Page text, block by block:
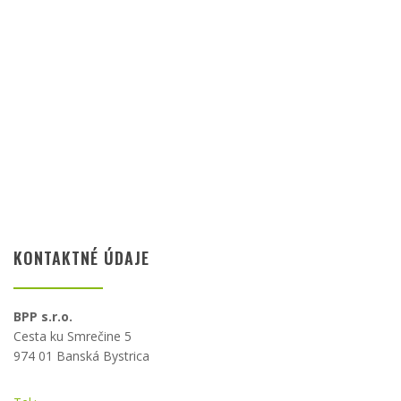
KONTAKTNÉ ÚDAJE
BPP s.r.o.
Cesta ku Smrečine 5
974 01 Banská Bystrica